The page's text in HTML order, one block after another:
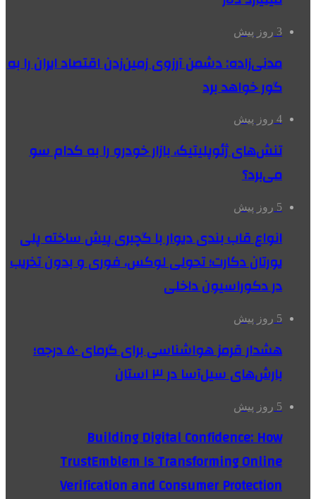
3 روز پیش
مدنی‌زاده: دشمن آرزوی زمین‌زدن اقتصاد ایران را به
گور خواهد برد
4 روز پیش
تنش‌های ژئوپلیتیک، بازار خودرو را به کدام سو
می‌برد؟
5 روز پیش
انواع قاب بندی دیوار با گچبری پیش ساخته پلی
یورتان دکارت؛ تحولی لوکس، فوری و بدون تخریب
در دکوراسیون داخلی
5 روز پیش
هشدار قرمز هواشناسی برای گرمای ۵۰ درجه؛
بارش‌های سیل‌آسا در ۳ استان
5 روز پیش
Building Digital Confidence: How
TrustEmblem Is Transforming Online
Verification and Consumer Protection